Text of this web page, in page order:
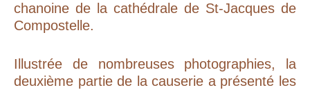
chanoine de la cathédrale de St-Jacques de
Compostelle.
Illustrée de nombreuses photographies, la
deuxième partie de la causerie a présenté les